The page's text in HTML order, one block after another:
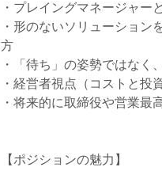
・プレイングマネージャー
・形のないソリューション
方
・「待ち」の姿勢ではなく
・経営者視点（コストと投
・将来的に取締役や営業最
【ポジションの魅力】